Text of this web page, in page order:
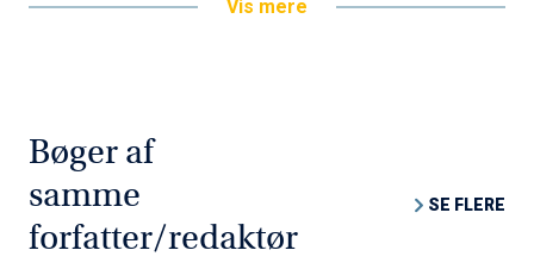
centrale elementer i forholdet til for det første den indre
forskellige former for oplevelse af det naturgivne,
og kultur, spørgsmålet om ”åndeni naturen”.For det tredje
i forholdet til den fælles eller sociale verden: det
Vis mere
Bøger af
samme
forfatter/redaktør
SE FLERE